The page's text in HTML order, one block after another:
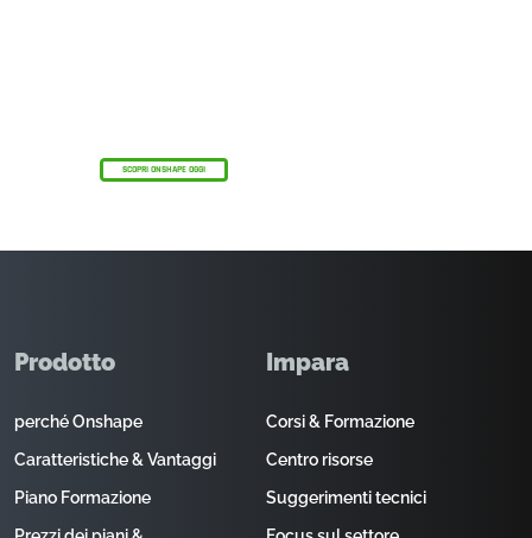
SCOPRI ONSHAPE OGGI
Prodotto
perché Onshape
Caratteristiche & Vantaggi
Piano Formazione
Impara
Corsi & Formazione
Centro risorse
Suggerimenti tecnici